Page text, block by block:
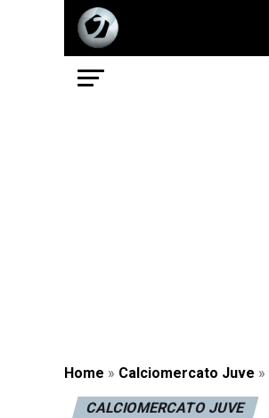
Home » Calciomercato Juve »
CALCIOMERCATO JUVE